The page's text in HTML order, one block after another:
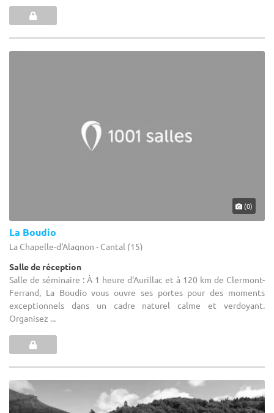
(0)
La Boudio
La Chapelle-d'Alagnon - Cantal (15)
Salle de réception
Salle de séminaire : À 1 heure d'Aurillac et à 120 km de Clermont-
Ferrand, La Boudio vous ouvre ses portes pour des moments
exceptionnels dans un cadre naturel calme et verdoyant.
Organisez ...